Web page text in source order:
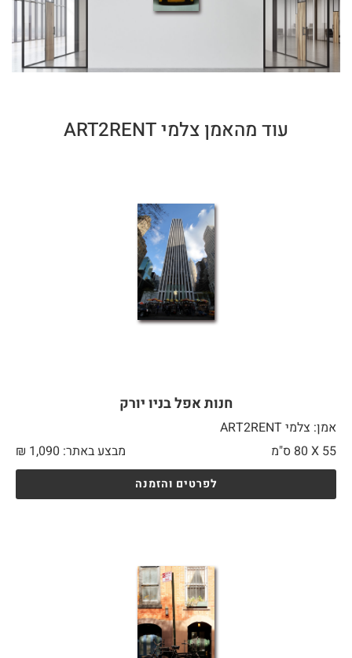
עוד מהאמן צלמי ART2RENT
חנות אפל בניו יורק
אמן: צלמי ART2RENT
55 X
מבצע באתר: ₪ 1,090
לפרטים והזמנה